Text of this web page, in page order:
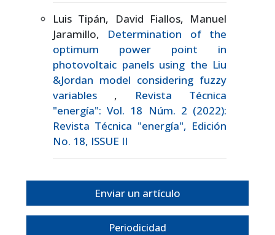
Luis Tipán, David Fiallos, Manuel
Jaramillo, Determination of the
optimum power point in
photovoltaic panels using the Liu
&Jordan model considering fuzzy
variables ,
Revista Técnica
"energía": Vol. 18 Núm. 2 (2022):
Revista Técnica "energía", Edición
No. 18, ISSUE II
Enviar un artículo
Periodicidad